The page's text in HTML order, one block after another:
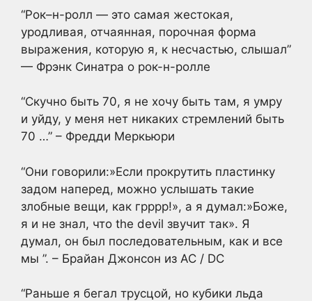
“Рок–н-ролл — это самая жестокая,
уродливая, отчаянная, порочная форма
выражения, которую я, к несчастью, слышал”
— Фрэнк Синатра о рок-н-ролле
“Скучно быть 70, я не хочу быть там, я умру
и уйду, у меня нет никаких стремлений быть
70 …” – Фредди Меркьюри
“Они говорили:»Если прокрутить пластинку
задом наперед, можно услышать такие
злобные вещи, как грррр!», а я думал:»Боже,
я и не знал, что the devil звучит так». Я
думал, он был последовательным, как и все
мы ”. – Брайан Джонсон из AC / DC
“Раньше я бегал трусцой, но кубики льда